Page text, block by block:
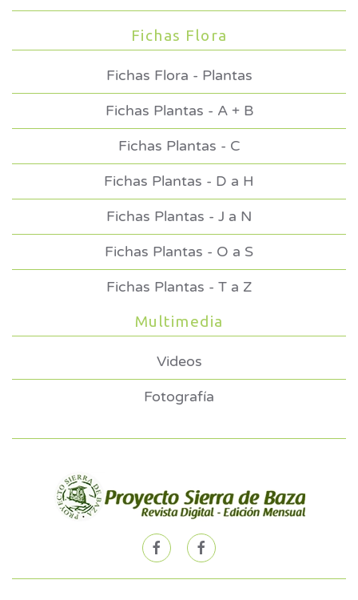
Fichas Flora
Fichas Flora - Plantas
Fichas Plantas - A + B
Fichas Plantas - C
Fichas Plantas - D a H
Fichas Plantas - J a N
Fichas Plantas - O a S
Fichas Plantas - T a Z
Multimedia
Videos
Fotografía